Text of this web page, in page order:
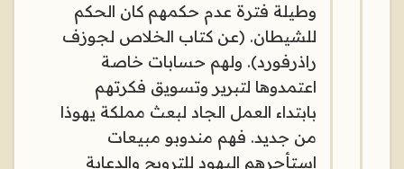
وطيلة فترة عدم حكمهم كان الحكم
للشيطان. (عن كتاب الخلاص لجوزف
راذرفورد). ولهم حسابات خاصة
اعتمدوها لتبرير وتسويق فكرتهم
بابتداء العمل الجاد لبعث مملكة يهوذا
من جديد. فهم مندوبو مبيعات
استأجرهم اليهود للترويج والدعاية